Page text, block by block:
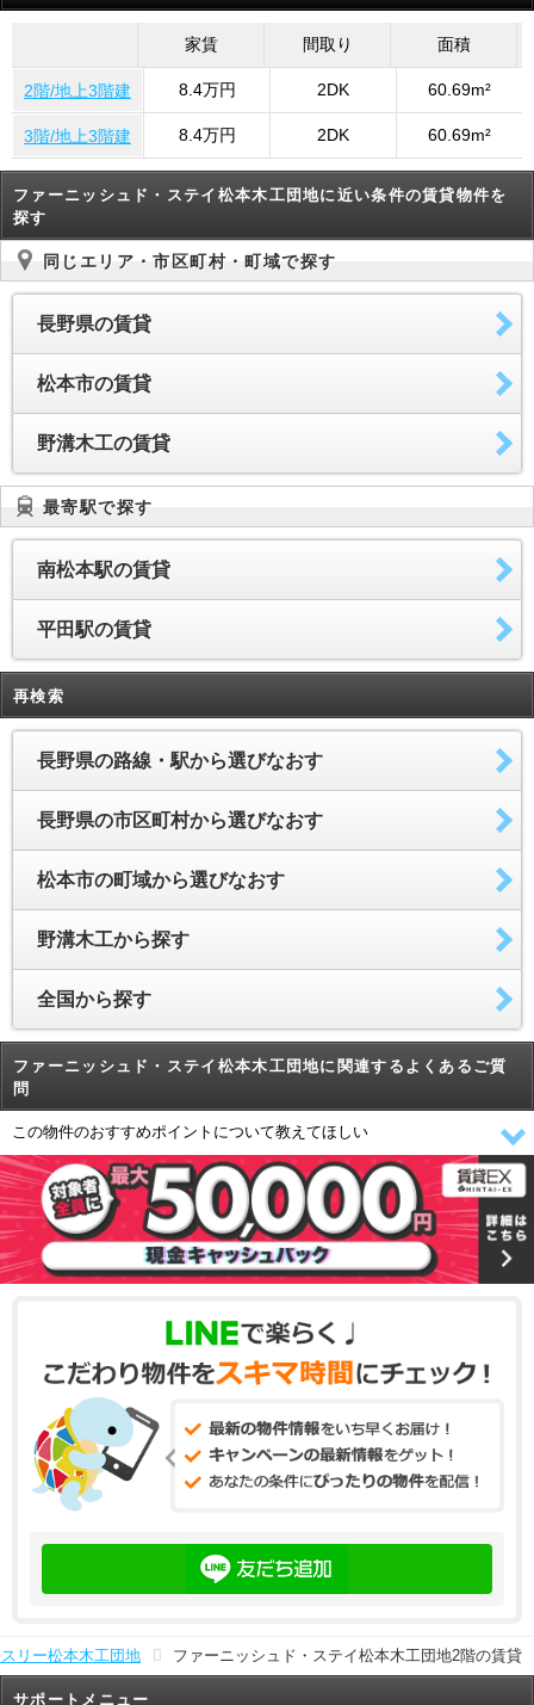
家賃 間取り 面積
2階/地上3階建 8.4万円 2DK 60.69m²
3階/地上3階建 8.4万円 2DK 60.69m²
ファーニッシュド・ステイ松本木工団地に近い条件の賃貸物件を
探す
同じエリア・市区町村・町域で探す
長野県の賃貸
松本市の賃貸
野溝木工の賃貸
最寄駅で探す
南松本駅の賃貸
平田駅の賃貸
再検索
長野県の路線・駅から選びなおす
長野県の市区町村から選びなおす
松本市の町域から選びなおす
野溝木工から探す
全国から探す
ファーニッシュド・ステイ松本木工団地に関連するよくあるご質
問
この物件のおすすめポイントについて教えてほしい
リー松本木工団地 ファーニッシュド・ステイ松本木工団地2階の賃貸
サポートメニュー